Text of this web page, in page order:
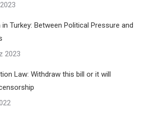
Turkey: Between Political Pressure and
2023
Law: Withdraw this bill or it will